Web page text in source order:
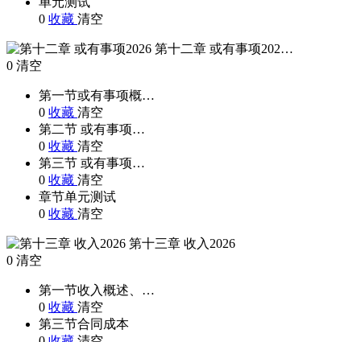
0 收藏 清空
第十二章 或有事项202…
0 清空
第一节或有事项概…
0 收藏 清空
第二节 或有事项…
0 收藏 清空
第三节 或有事项…
0 收藏 清空
章节单元测试
0 收藏 清空
第十三章 收入2026
0 清空
第一节收入概述、…
0 收藏 清空
第三节合同成本